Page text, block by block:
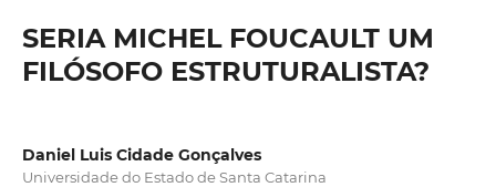
SERIA MICHEL FOUCAULT UM
FILÓSOFO ESTRUTURALISTA?
Daniel Luis Cidade Gonçalves
Universidade do Estado de Santa Catarina